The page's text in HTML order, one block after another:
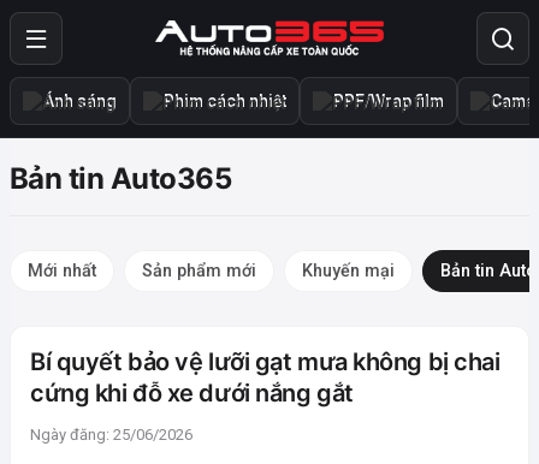
Ánh sáng Phim cách nhiệt PPF/Wrap film
Bản tin Auto365
Mới nhất Sản phẩm mới Khuyến mại Bản tin
Bí quyết bảo vệ lưỡi gạt mưa không bị chai
cứng khi đỗ xe dưới nắng gắt
Ngày đăng: 25/06/2026